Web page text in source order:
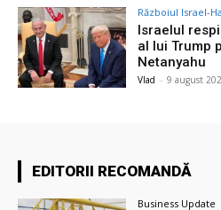
Războiul Israel-
Israelul
al lui Trump
Netanyahu
Vlad - 9 august
EDITORII RECOMANDĂ
Business Update